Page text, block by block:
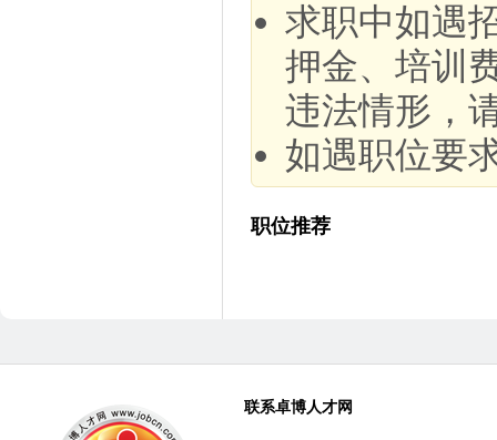
求职中如遇
押金、培训
违法情形，
如遇职位要
职位推荐
联系卓博人才网